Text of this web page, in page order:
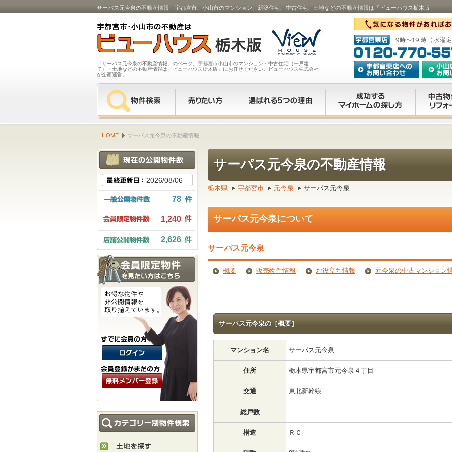
サーパス元今泉の不動産情報｜宇都宮市、小山市のマンション、新築住宅、中古住宅、土地などの不動産情報は「ビューハウス栃木版」
「サーパス元今泉の不動産情報」のページ。宇都宮市小山市のマンション・中古住宅（一戸建
て）・土地などの不動産情報は「ビューハウス栃木版」にお任せください。ビューハウス株式会社
が企画運営。
HOME サーパス元今泉の不動産情報
サーパス元今泉の不動産情報
栃木県 宇都宮市 元今泉 サーパス元今泉
サーパス元今泉について
サーパス元今泉
概要 販売物件情報 お役立ち情報 元今泉の中古マンション
サーパス元今泉の［概要］
マンション名 サーパス元今泉
住所 栃木県宇都宮市元今泉４丁目
交通 東北新幹線
総戸数
構造 ＲＣ
2026/08/06
78
1,240
2,626